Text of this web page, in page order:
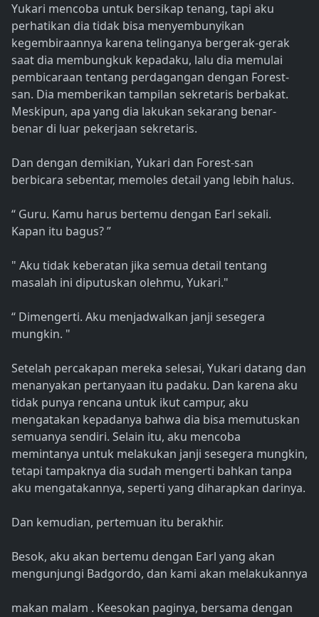
Yukari mencoba untuk bersikap tenang, tapi aku
perhatikan dia tidak bisa menyembunyikan
kegembiraannya karena telinganya bergerak-gerak
saat dia membungkuk kepadaku, lalu dia memulai
pembicaraan tentang perdagangan dengan Forest-
san. Dia memberikan tampilan sekretaris berbakat.
Meskipun, apa yang dia lakukan sekarang benar-
benar di luar pekerjaan sekretaris.
Dan dengan demikian, Yukari dan Forest-san
berbicara sebentar, memoles detail yang lebih halus.
“ Guru. Kamu harus bertemu dengan Earl sekali.
Kapan itu bagus? ”
" Aku tidak keberatan jika semua detail tentang
masalah ini diputuskan olehmu, Yukari."
“ Dimengerti. Aku menjadwalkan janji sesegera
mungkin. "
Setelah percakapan mereka selesai, Yukari datang dan
menanyakan pertanyaan itu padaku. Dan karena aku
tidak punya rencana untuk ikut campur, aku
mengatakan kepadanya bahwa dia bisa memutuskan
semuanya sendiri. Selain itu, aku mencoba
memintanya untuk melakukan janji sesegera mungkin,
tetapi tampaknya dia sudah mengerti bahkan tanpa
aku mengatakannya, seperti yang diharapkan darinya.
Dan kemudian, pertemuan itu berakhir.
Besok, aku akan bertemu dengan Earl yang akan
mengunjungi Badgordo, dan kami akan melakukannya
makan malam . Keesokan paginya, bersama dengan